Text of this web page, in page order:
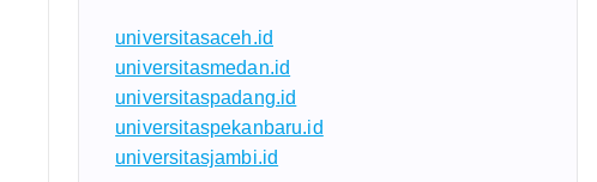
universitasaceh.id
universitasmedan.id
universitaspadang.id
universitaspekanbaru.id
universitasjambi.id